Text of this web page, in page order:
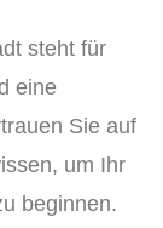
steht für
eine
Sie auf
um Ihr
beginnen.